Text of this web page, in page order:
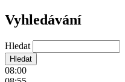
Vyhledávání
Hledat
08:00